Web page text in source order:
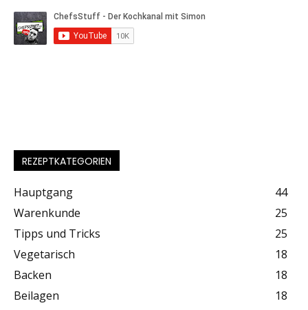
REZEPTKATEGORIEN
Hauptgang
44
Warenkunde
25
Tipps und Tricks
25
Vegetarisch
18
Backen
18
Beilagen
18